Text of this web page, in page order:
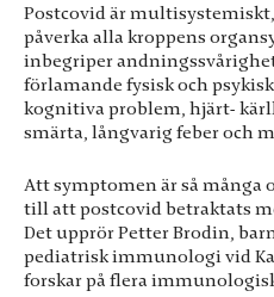
Postcovid är
påverka alla kroppens
inbegriper
förlamande fysisk och
kognitiva problem, hjärt-
smärta, långvarig feber och
Att symptomen är så många
till att postcovid betraktats
Det upprör Petter Brodin,
pediatrisk immunologi vid
forskar på flera
kunna
förbättra
hemsidans
funktionalitet
och
uppbyggnad,
hemsidan
används.
Upplevelse